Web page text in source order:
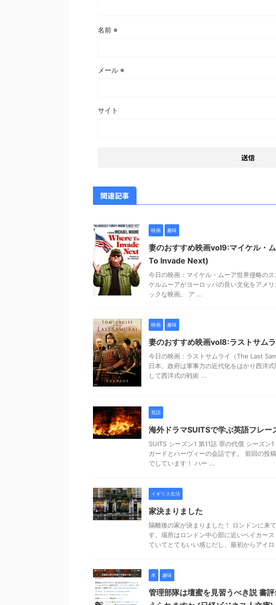
名前 ※
メール ※
サイト
関連記事
映画 趣味
妻のおすすめ映画vol9:マイケル・
To Invade Next)
今日の映画：マイケル・ムーア世界侵略の
ケルムーアがヨーロッパの良い文化をアメ
ックな映画。 ア ...
映画 趣味
妻のおすすめ映画vol8:ラストサム
今日の映画：ラストサムライ（The Last
日本。政府は軍事力の近代化をはかり西洋
して西洋式の戦術 ...
英語
海外ドラマSUITSで学ぶ英語フレ
SUITS シーズン1 第11話 罪の代償 シーズ
ガードとハーヴィーの会話です。 前回の投
でしています！ ハー ...
イギリス生活
家決まりました
隔離後の家が決まりました！ ロンドンに来
す。場所はロンドン中心部に近いベイカー
ていてとてもいい感じだし、最初からアイ
本 趣味
管理部隊は壇蜜を見習うべき説 書